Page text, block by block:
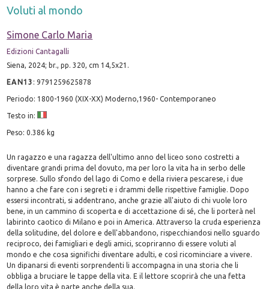
Voluti al mondo
Simone Carlo Maria
Edizioni Cantagalli
Siena, 2024; br., pp. 320, cm 14,5x21.
EAN13 :9791259625878
Periodo: 1800-1960 (XIX-XX) Moderno,1960- Contemporaneo
Testo in:
Peso: 0.386 kg
Un ragazzo e una ragazza dell'ultimo anno del liceo sono costretti a
diventare grandi prima del dovuto, ma per loro la vita ha in serbo delle
sorprese. Sullo sfondo del lago di Como e della riviera pescarese, i due
hanno a che fare con i segreti e i drammi delle rispettive famiglie. Dopo
essersi incontrati, si addentrano, anche grazie all'aiuto di chi vuole loro
bene, in un cammino di scoperta e di accettazione di sé, che li porterà nel
labirinto caotico di Milano e poi in America. Attraverso la cruda esperienza
della solitudine, del dolore e dell'abbandono, rispecchiandosi nello sguardo
reciproco, dei famigliari e degli amici, scopriranno di essere voluti al
mondo e che cosa significhi diventare adulti, e così ricominciare a vivere.
Un dipanarsi di eventi sorprendenti li accompagna in una storia che li
obbliga a bruciare le tappe della vita. E il lettore scoprirà che una fetta
della loro vita è parte anche della sua.